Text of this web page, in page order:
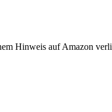
Hinweis auf Amazon